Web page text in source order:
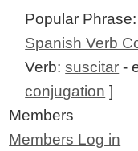
Popular Phrase:
Spanish Verb
Verb:suscitar -
conjugation ]
Members
Members Log in